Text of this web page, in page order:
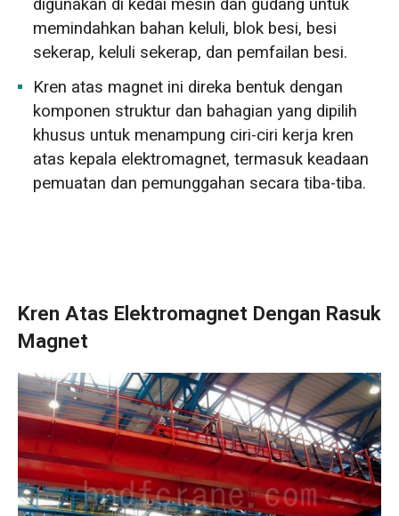
memindahkan bahan keluli, blok besi, besi
sekerap, keluli sekerap, dan pemfailan besi.
Kren atas magnet ini direka bentuk dengan
komponen struktur dan bahagian yang dipilih
khusus untuk menampung ciri-ciri kerja kren
atas kepala elektromagnet, termasuk keadaan
pemuatan dan pemunggahan secara tiba-tiba.
Kren Atas Elektromagnet Dengan Rasuk
Magnet